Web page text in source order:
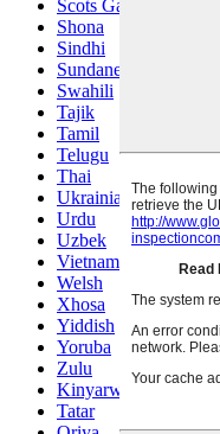
Scots Gaelic
Shona
Sindhi
Sundanese
Swahili
Tajik
Tamil
Telugu
Thai
Ukrainian
Urdu
Uzbek
Vietnamese
Welsh
Xhosa
Yiddish
Yoruba
Zulu
Kinyarwanda
Tatar